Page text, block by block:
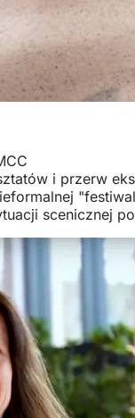
i przerw
scenicznej